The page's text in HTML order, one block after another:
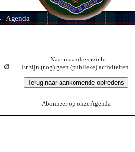
Agenda
Naar maandoverzicht
Er zijn (nog) geen (publieke) activiteiten.
Terug naar aankomende optredens
Abonneer op onze Agenda